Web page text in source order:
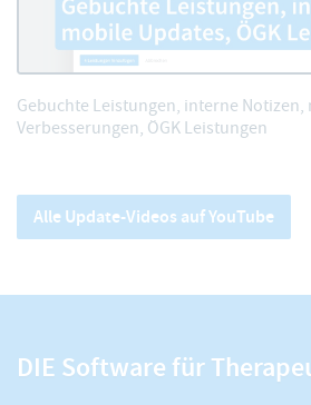
Gebuchte Leistungen, interne Notizen,
Verbesserungen, ÖGK Leistungen
Alle Update-Videos auf YouTube
DIE Software für